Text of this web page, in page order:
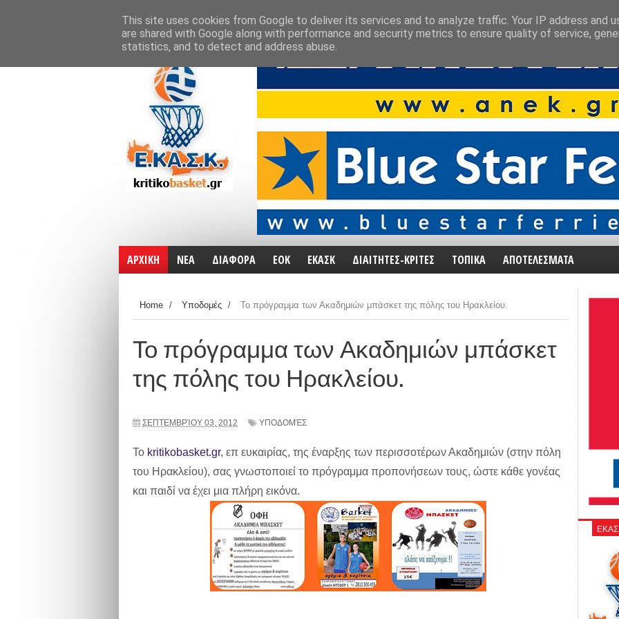
ΑΡΧΙΚΗ ΝΕΑ ΔΙΑΦΟΡΑ ΕΟΚ ΕΚΑΣΚ ΔΙΑΙΤΗΤΕΣ-ΚΡΙΤΕΣ ΤΟΠΙΚΑ ΑΠΟΤΕΛΕΣΜΑΤΑ
Home / Υποδομές / Το πρόγραμμα των Ακαδημιών μπάσκετ της πόλης του Ηρακλείου.
Το πρόγραμμα των Ακαδημιών μπάσκετ
της πόλης του Ηρακλείου.
ΣΕΠΤΕΜΒΡΊΟΥ 03, 2012 ΥΠΟΔΟΜΈΣ
Το kritikobasket.gr, επ ευκαιρίας, της έναρξης των περισσοτέρων Ακαδημιών (στην πόλη
του Ηρακλείου), σας γνωστοποιεί το πρόγραμμα προπονήσεων τους, ώστε κάθε γονέας
και παιδί να έχει μια πλήρη εικόνα.
This site uses cookies from Google to deliver its services and to analyze traffic. Your IP address and
are shared with Google along with performance and security metrics to ensure quality of service,
statistics, and to detect and address abuse.